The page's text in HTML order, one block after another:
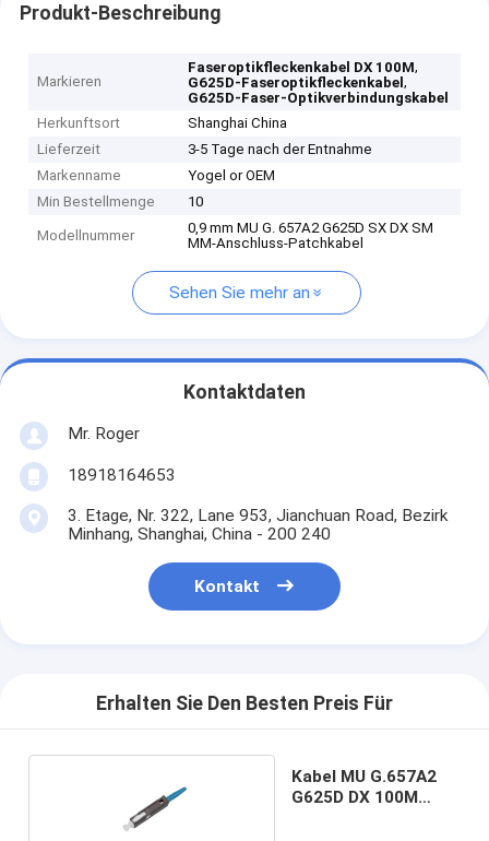
Produkt-Beschreibung
Markieren
Faseroptikfleckenkabel DX 100M,
G625D-Faseroptikfleckenkabel,
G625D-Faser-Optikverbindungskabel
Herkunftsort
Shanghai China
Lieferzeit
3-5 Tage nach der Entnahme
Markenname
Yogel or OEM
Min Bestellmenge
10
Modellnummer
0,9 mm MU G. 657A2 G625D SX DX SM
MM-Anschluss-Patchkabel
Sehen Sie mehr an
Kontaktdaten
Mr. Roger
18918164653
3. Etage, Nr. 322, Lane 953, Jianchuan Road, Bezirk
Minhang, Shanghai, China - 200 240
Kontakt
Erhalten Sie Den Besten Preis Für
Kabel MU G.657A2
G625D DX 100M